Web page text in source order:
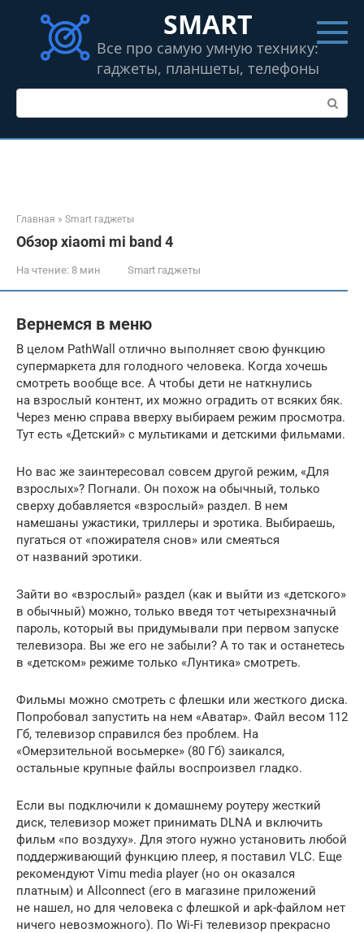
контенту
SMART
Все про самую умную технику:
гаджеты, планшеты, телефоны
Поиск:
Главная » Smart гаджеты
Обзор xiaomi mi band 4
На чтение: 8 мин Smart гаджеты
Вернемся в меню
В целом PathWall отлично выполняет свою функцию
супермаркета для голодного человека. Когда хочешь
смотреть вообще все. А чтобы дети не наткнулись
на взрослый контент, их можно оградить от всяких бяк.
Через меню справа вверху выбираем режим просмотра.
Тут есть «Детский» с мультиками и детскими фильмами.
Но вас же заинтересовал совсем другой режим, «Для
взрослых»? Погнали. Он похож на обычный, только
сверху добавляется «взрослый» раздел. В нем
намешаны ужастики, триллеры и эротика. Выбираешь,
пугаться от «пожирателя снов» или смеяться
от названий эротики.
Зайти во «взрослый» раздел (как и выйти из «детского»
в обычный) можно, только введя тот четырехзначный
пароль, который вы придумывали при первом запуске
телевизора. Вы же его не забыли? А то так и останетесь
в «детском» режиме только «Лунтика» смотреть.
Фильмы можно смотреть с флешки или жесткого диска.
Попробовал запустить на нем «Аватар». Файл весом 112
Гб, телевизор справился без проблем. На
«Омерзительной восьмерке» (80 Гб) заикался,
остальные крупные файлы воспроизвел гладко.
Если вы подключили к домашнему роутеру жесткий
диск, телевизор может принимать DLNA и включить
фильм «по воздуху». Для этого нужно установить любой
поддерживающий функцию плеер, я поставил VLC. Еще
рекомендуют Vimu media player (но он оказался
платным) и Allconnect (его в магазине приложений
не нашел, но для человека с флешкой и apk-файлом нет
ничего невозможного). По Wi-Fi телевизор прекрасно